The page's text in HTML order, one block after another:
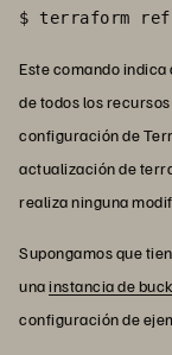
$ terraform
Este comando
de todos los
configuración de
actualización de
realiza ninguna
Supongamos que
unainstancia de
configuración de